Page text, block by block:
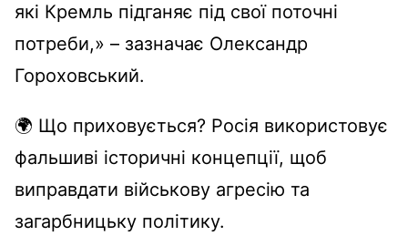
які Кремль підганяє під свої поточні
потреби,» – зазначає Олександр
Гороховський.
🌍 Що приховується? Росія використовує
фальшиві історичні концепції, щоб
виправдати військову агресію та
загарбницьку політику.